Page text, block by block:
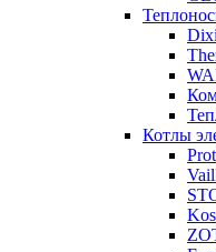
Котлы